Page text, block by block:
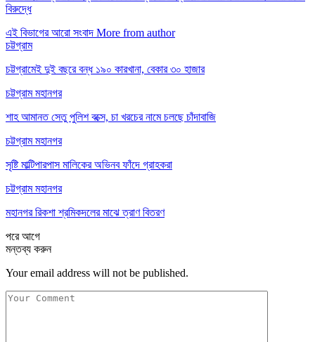
বিরুদ্ধে
এই বিভাগের আরো সংবাদ More from author
চট্টগ্রাম
চট্টগ্রামেই দুই বছরে বন্ধ ১৯০ কারখানা, বেকার ৩০ হাজার
চট্টগ্রাম মহানগর
শাহ আমানত সেতু পুলিশ বক্সে, চা খরচের নামে চলছে চাঁদাবাজি
চট্টগ্রাম মহানগর
সৃষ্টি মাল্টিপারপাস মালিকের অভিনব ফাঁদে গ্রাহকরা
চট্টগ্রাম মহানগর
মহানগর রিকশা শ্রমিকদলের মাঝে ত্রাণ বিতরণ
পরেআগে
মন্তব্য করুন
Your email address will not be published.